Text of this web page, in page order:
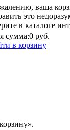
ваша
это
в каталоге
сумма:0 руб.
в корзину